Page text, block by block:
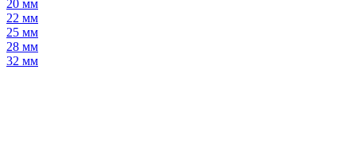
20 мм
22 мм
25 мм
28 мм
32 мм